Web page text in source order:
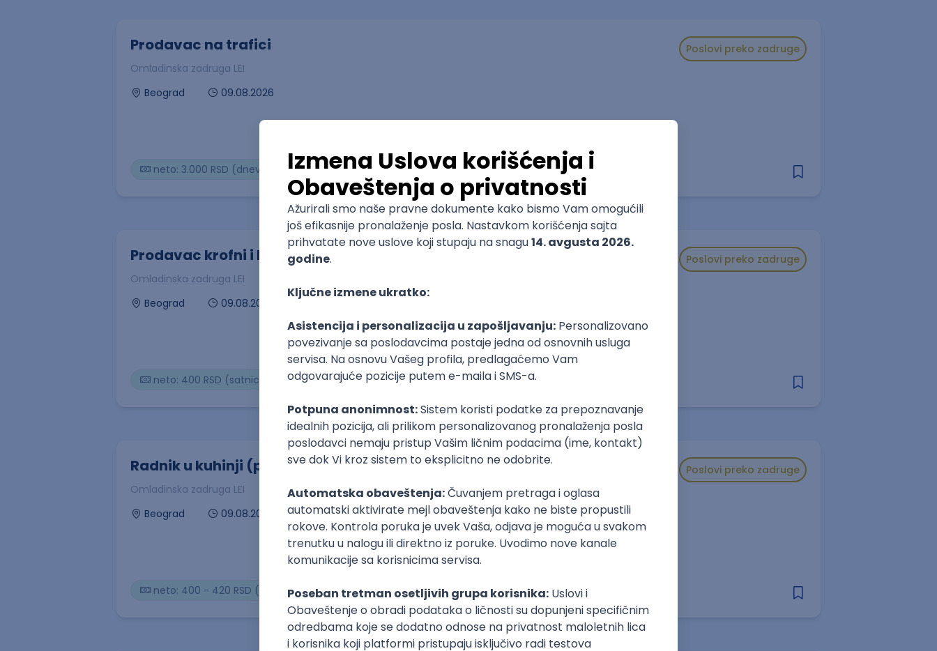
Poslovi preko zadruge
Prodavac na trafici
Omladinska zadruga LEI
Beograd
09.08.2026
1. i 2. smena
Puno radno vreme
neto: 3.000 RSD (dnevnica)
Poslovi preko zadruge
Prodavac krofni i kafe
Omladinska zadruga LEI
Beograd
09.08.2026
1. i 2. smena
Puno radno vreme
neto: 400 RSD (satnica)
Poslovi preko zadruge
Radnik u kuhinji (pizza restoran)
Omladinska zadruga LEI
Beograd
09.08.2026
1. i 2. smena
Puno radno vreme
neto: 400 - 420 RSD (satnica)